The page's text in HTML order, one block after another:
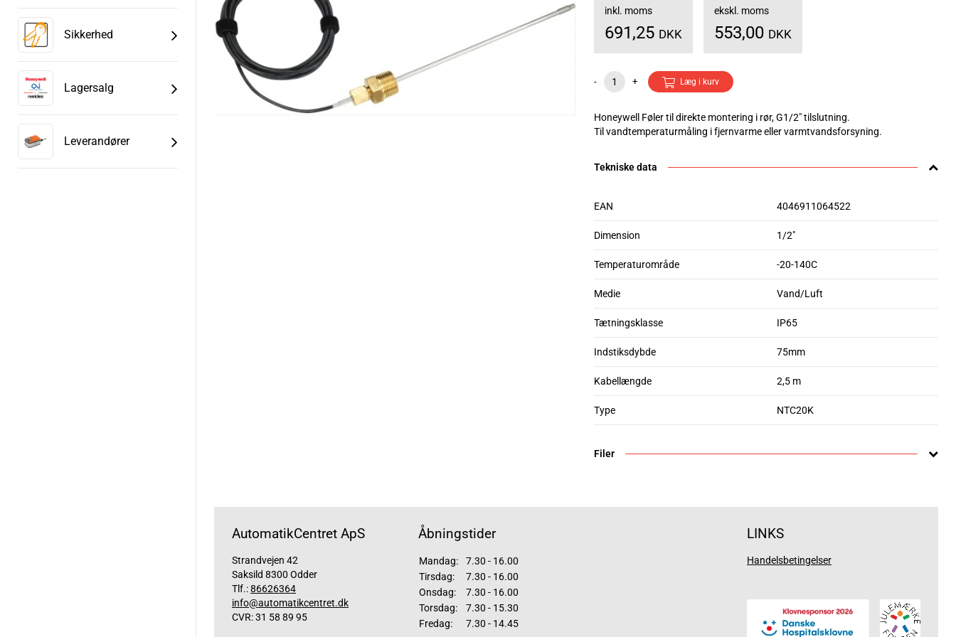
Sikkerhed
Lagersalg
Leverandører
inkl. moms
691,25 DKK
ekskl. moms
553,00 DKK
- + Læg i kurv
Honeywell Føler til direkte montering i rør, G1/2" tilslutning.
Til vandtemperaturmåling i fjernvarme eller varmtvandsforsyning.
Tekniske data
EAN 4046911064522
Dimension 1/2"
Temperaturområde -20-140C
Medie Vand/Luft
Tætningsklasse IP65
Indstiksdybde 75mm
Kabellængde 2,5 m
Type NTC20K
Filer
AutomatikCentret ApS
Strandvejen 42
Saksild 8300 Odder
Tlf.:86626364
info@automatikcentret.dk
CVR: 31 58 89 95
Åbningstider
Mandag:
7.30 - 16.00
Tirsdag:
7.30 - 16.00
Onsdag:
7.30 - 16.00
Torsdag:
7.30 - 15.30
Fredag:
7.30 - 14.45
LINKS
Handelsbetingelser